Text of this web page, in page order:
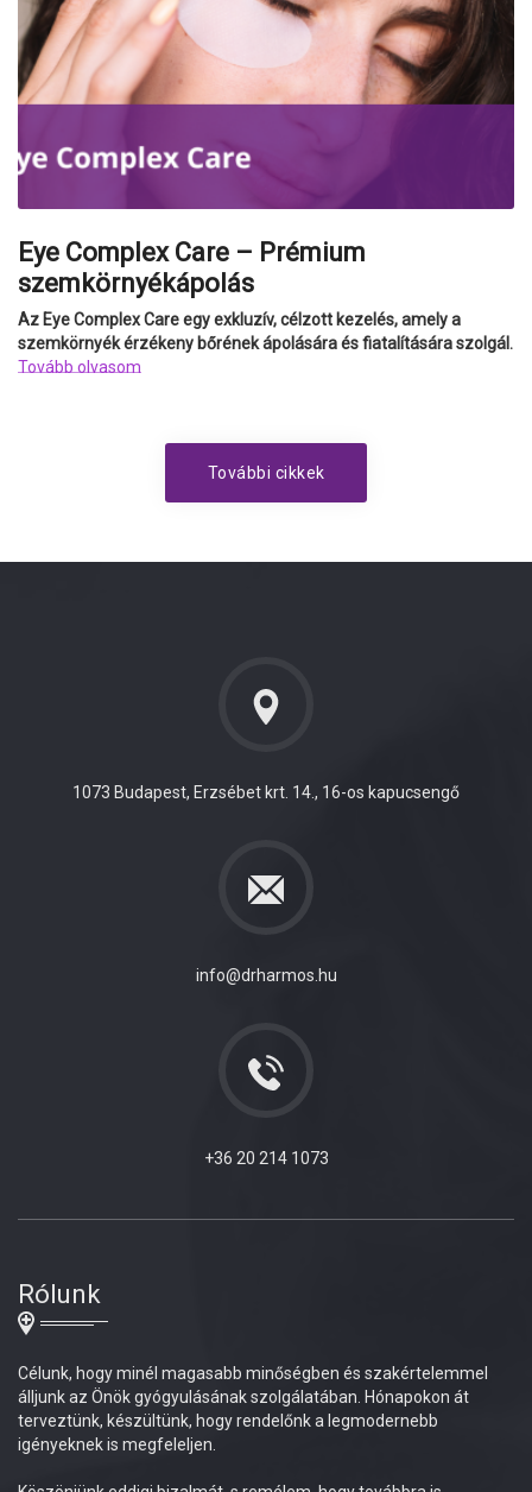
Eye Complex Care – Prémium
szemkörnyékápolás
Az Eye Complex Care egy exkluzív, célzott kezelés, amely a
szemkörnyék érzékeny bőrének ápolására és fiatalítására szolgál.
Tovább olvasom
További cikkek
1073 Budapest, Erzsébet krt. 14., 16-os kapucsengő
info@drharmos.hu
+36 20 214 1073
Rólunk
Célunk, hogy minél magasabb minőségben és szakértelemmel
álljunk az Önök gyógyulásának szolgálatában. Hónapokon át
terveztünk, készültünk, hogy rendelőnk a legmodernebb
igényeknek is megfeleljen.